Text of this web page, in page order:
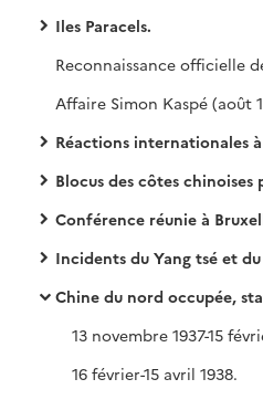
Iles Paracels.
Réactions internationales à l'occupation par la France de l'île Spratly (1930) et de neuf îlots avoisinants du sud de la mer de Chine (1933) et affirmation des droits
Blocus des côtes chinoises
Conférence réunie à Bruxelles pour l'application au conflit sino-japonais
Incidents du Yang tsé et
Chine du nord occupée,
13 novembre 1937-15
16 février-15 avril 1938.